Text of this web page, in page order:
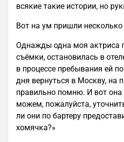
всякие такие истории, но
Вот на ум пришли несколько
Однажды одна моя актриса
съёмки, остановилась в
в процессе пребывания ей
дня вернуться в Москву, на
правильно помню. И вот
можем, пожалуйста,
ли они по бартеру
хомячка?»